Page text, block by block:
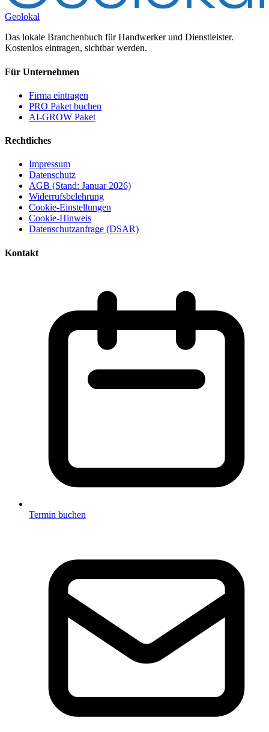
Geolokal
Das lokale Branchenbuch für Handwerker und Dienstleister.
Kostenlos eintragen, sichtbar werden.
Für Unternehmen
Firma eintragen
PRO Paket buchen
AI-GROW Paket
Rechtliches
Impressum
Datenschutz
AGB (Stand: Januar 2026)
Widerrufsbelehrung
Cookie-Einstellungen
Cookie-Hinweis
Datenschutzanfrage (DSAR)
Kontakt
Termin buchen